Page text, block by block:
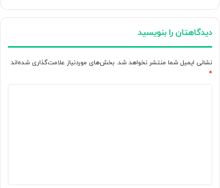
دیدگاهتان را بنویسید
نشانی ایمیل شما منتشر نخواهد شد. بخش‌های موردنیاز علامت‌گذاری شده‌اند
*